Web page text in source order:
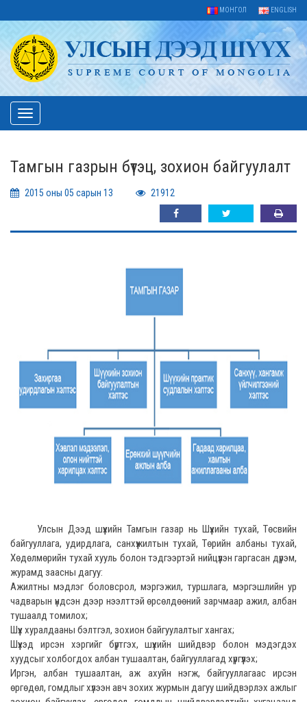
МОНГОЛ ENGLISH
Toggle
navigation
Тамгын газрын бүтэц, зохион байгуулалт
2015 оны 05 сарын 13 21912
Улсын Дээд шүүхийн Тамгын газар нь Шүүхийн тухай, Төсвийн
байгууллага, удирдлага, санхүүжилтын тухай, Төрийн албаны тухай,
Хөдөлмөрийн тухай хууль болон тэдгээртэй нийцүүлэн гаргасан дүрэм,
журамд заасны дагуу:
Ажилтны мэдлэг боловсрол, мэргэжил, туршлага, мэргэшлийн ур
чадварын үндсэн дээр нээлттэй өрсөлдөөний зарчмаар ажил, албан
тушаалд томилох;
Шүүх хуралдааны бэлтгэл, зохион байгуулалтыг хангах;
Шүүхэд ирсэн хэргийг бүртгэх, шүүхийн шийдвэр болон мэдэгдэх
хуудсыг холбогдох албан тушаалтан, байгууллагад хүргүүлэх;
Иргэн, албан тушаалтан, аж ахуйн нэгж, байгууллагаас ирсэн
өргөдөл, гомдлыг хүлээн авч зохих журмын дагуу шийдвэрлэх ажлыг